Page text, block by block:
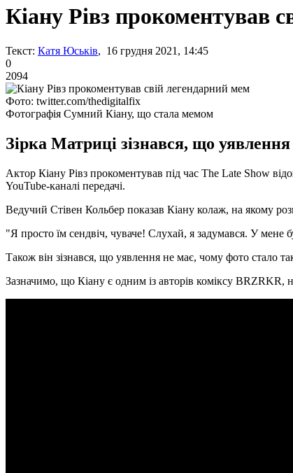
Кіану Рівз прокоментував
Текст: Катя Юськів, 16 грудня 2021, 14:45
0
2094
Фото: twitter.com/thedigitalfix
Фотографія Сумний Кіану, що стала мемом
Зірка Матриці зізнався, що
Актор Кіану Рівз прокоментував під час The Late Show
YouTube-каналі передачі.
Ведучий Стівен Кольбер показав Кіану колаж, на якому
"Я просто їм сендвіч, чуваче! Слухай, я задумався. У мене
Також він зізнався, що уявлення не має, чому фото стало
Зазначимо, що Кіану є одним із авторів коміксу